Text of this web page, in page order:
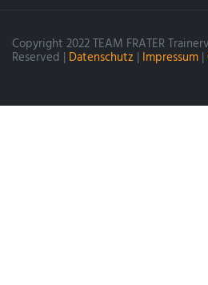
Copyright 2022 TEAM FRATER
Reserved | Datenschutz | Impressum |